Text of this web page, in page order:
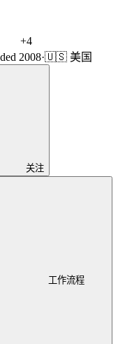
+4
2008·🇺🇸 美国
关注
工作流程